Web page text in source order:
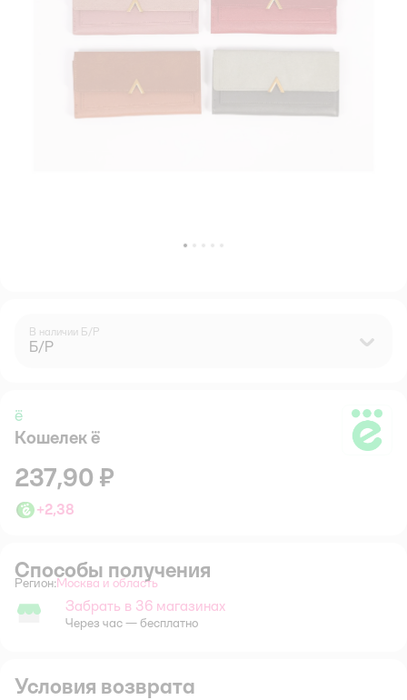
В наличии Б/Р
Б/Р
ё
Кошелек ё
237,90 ₽
+2,38
Способы получения
Регион: Выбор адреса доставки.
Москва и область
Забрать в магазине
Забрать в 36 магазинах
Через час — бесплатно
Условия возврата